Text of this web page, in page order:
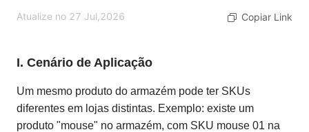
Atualize no 27 Jul,2026 Copiar Link
I. Cenário de Aplicação
Um mesmo produto do armazém pode ter SKUs
diferentes em lojas distintas. Exemplo: existe um
produto "mouse" no armazém, com SKU mouse 01 na